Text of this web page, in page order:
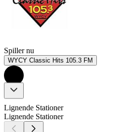
Spiller nu
WYCY Classic Hits 105.3 FM
Lignende Stationer
Lignende Stationer